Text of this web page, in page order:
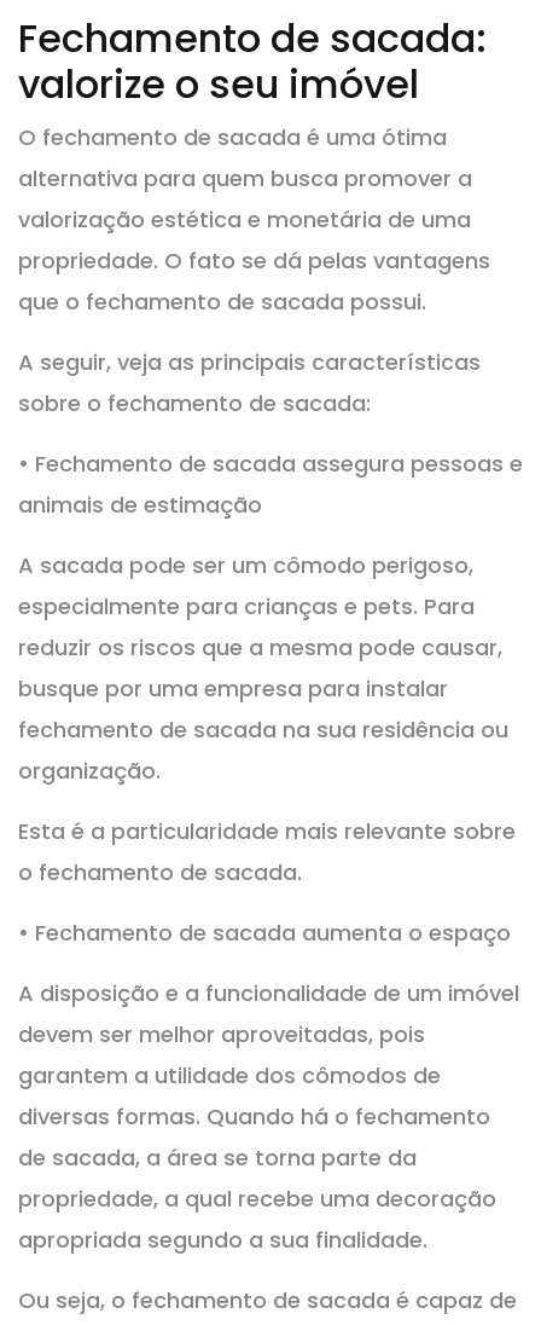
Fechamento de sacada:
valorize o seu imóvel
O fechamento de sacada é uma ótima
alternativa para quem busca promover a
valorização estética e monetária de uma
propriedade. O fato se dá pelas vantagens
que o fechamento de sacada possui.
A seguir, veja as principais características
sobre o fechamento de sacada:
• Fechamento de sacada assegura pessoas e
animais de estimação
A sacada pode ser um cômodo perigoso,
especialmente para crianças e pets. Para
reduzir os riscos que a mesma pode causar,
busque por uma empresa para instalar
fechamento de sacada na sua residência ou
organização.
Esta é a particularidade mais relevante sobre
o fechamento de sacada.
• Fechamento de sacada aumenta o espaço
A disposição e a funcionalidade de um imóvel
devem ser melhor aproveitadas, pois
garantem a utilidade dos cômodos de
diversas formas. Quando há o fechamento
de sacada, a área se torna parte da
propriedade, a qual recebe uma decoração
apropriada segundo a sua finalidade.
Ou seja, o fechamento de sacada é capaz de